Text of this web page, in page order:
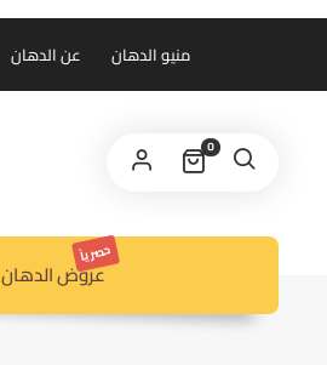
عن الدهان منيو الدهان
0
عروض الدهان
حصرياً